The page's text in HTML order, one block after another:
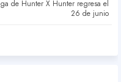
de Hunter X Hunter regresa el
26 de junio